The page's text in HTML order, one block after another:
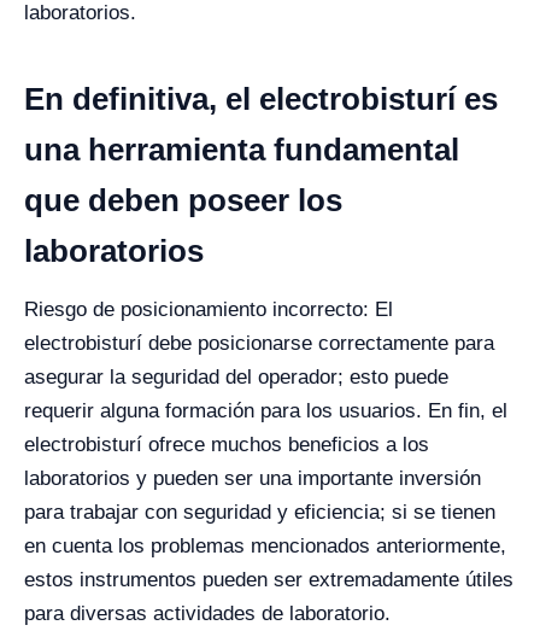
laboratorios.
En definitiva, el electrobisturí es
una herramienta fundamental
que deben poseer los
laboratorios
Riesgo de posicionamiento incorrecto: El
electrobisturí debe posicionarse correctamente para
asegurar la seguridad del operador; esto puede
requerir alguna formación para los usuarios. En fin, el
electrobisturí ofrece muchos beneficios a los
laboratorios y pueden ser una importante inversión
para trabajar con seguridad y eficiencia; si se tienen
en cuenta los problemas mencionados anteriormente,
estos instrumentos pueden ser extremadamente útiles
para diversas actividades de laboratorio.